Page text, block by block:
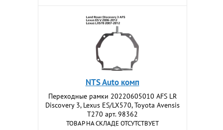
NTS Auto комп
Переходные рамки 20220605010 AFS LR
Discovery 3, Lexus ES/LX570, Toyota Avensis
T270 арт. 98362
ТОВАР НА СКЛАДЕ ОТСУТСТВУЕТ